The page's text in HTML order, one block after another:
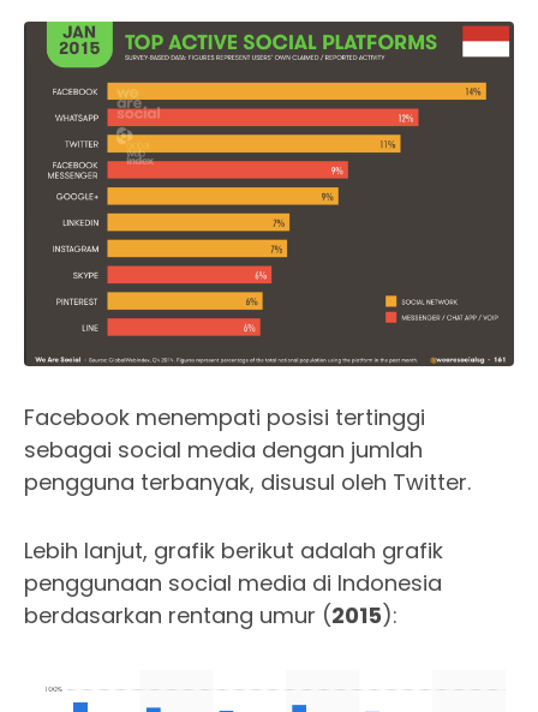
Facebook menempati posisi tertinggi
sebagai social media dengan jumlah
pengguna terbanyak, disusul oleh Twitter.
Lebih lanjut, grafik berikut adalah grafik
penggunaan social media di Indonesia
berdasarkan rentang umur (2015):